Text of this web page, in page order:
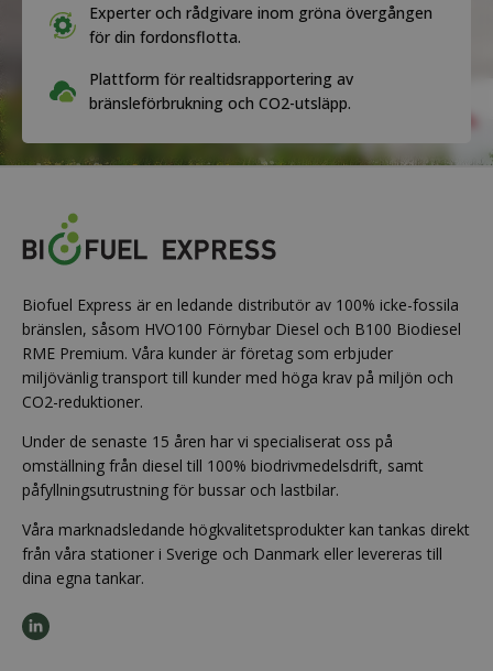
Experter och rådgivare inom gröna övergången
för din fordonsflotta.
Plattform för realtidsrapportering av
bränsleförbrukning och CO2-utsläpp.
Biofuel Express är en ledande distributör av 100% icke-fossila
bränslen, såsom HVO100 Förnybar Diesel och B100 Biodiesel
RME Premium. Våra kunder är företag som erbjuder
miljövänlig transport till kunder med höga krav på miljön och
CO2-reduktioner.
Under de senaste 15 åren har vi specialiserat oss på
omställning från diesel till 100% biodrivmedelsdrift, samt
påfyllningsutrustning för bussar och lastbilar.
Våra marknadsledande högkvalitetsprodukter kan tankas direkt
från våra stationer i Sverige och Danmark eller levereras till
dina egna tankar.